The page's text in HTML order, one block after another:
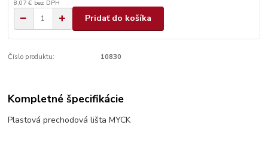
8,07 € bez DPH
Pridať do košíka
Číslo produktu: 10830
Kompletné špecifikácie
Plastová prechodová lišta MYCK